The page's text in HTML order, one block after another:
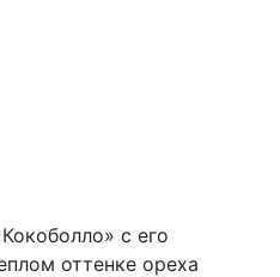
с его
оттенке ореха